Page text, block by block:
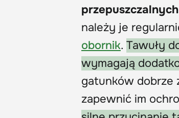
należy je
obornik. Tawuły
wymagają
gatunków dobrze
zapewnić im